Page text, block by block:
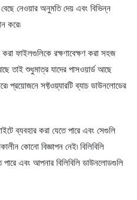
নেওয়ার অনুমতি দেয় এবং বিভিন্ন
করে৷
ফাইলগুলিকে রক্ষণাবেক্ষণ করা সহজ
তাই শুধুমাত্র যাদের পাসওয়ার্ড আছে
প্রয়োজনে সফ্টওয়্যারটি ব্যাচ ডাউনলোডের
ব্যবহার করা যেতে পারে এবং সেগুলি
কোনো বিজ্ঞাপন নেই৷ বিলিবিলি
পারে এবং আপনার বিলিবিলি ডাউনলোডগুলি